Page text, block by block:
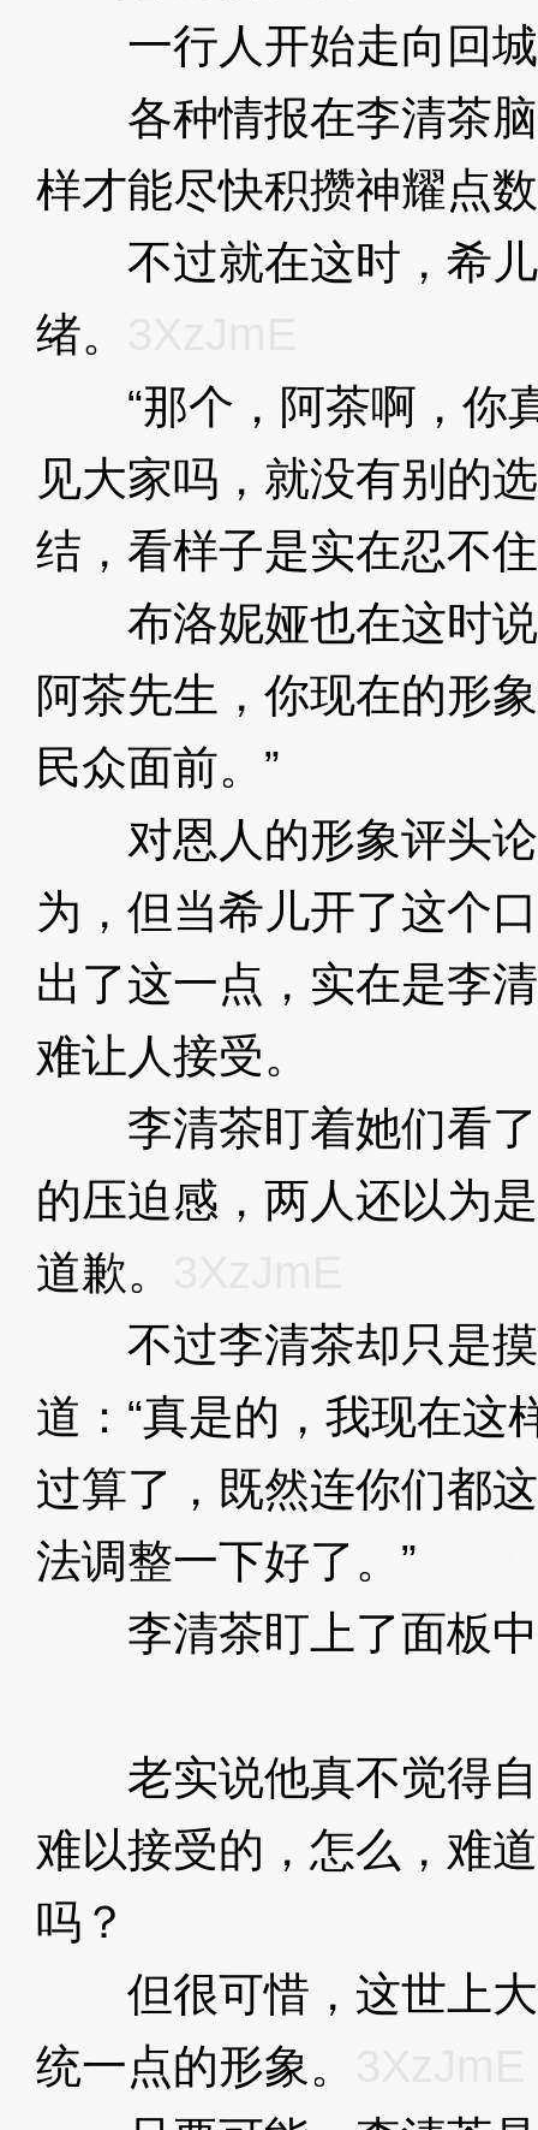
一行人开始走向回城
各种情报在李清茶脑
样才能尽快积攒神耀点
不过就在这时，希儿
绪。
“那个，阿茶啊，你
见大家吗，就没有别的
结，看样子是实在忍不
布洛妮娅也在这时说
阿茶先生，你现在的形
民众面前。”
对恩人的形象评头论
为，但当希儿开了这个
出了这一点，实在是李
难让人接受。
李清茶盯着她们看了
的压迫感，两人还以为
道歉。
不过李清茶却只是摸
道：“真是的，我现在
过算了，既然连你们都
法调整一下好了。”
李清茶盯上了面板中
老实说他真不觉得自
难以接受的，怎么，难
吗？
但很可惜，这世上大
统一点的形象。